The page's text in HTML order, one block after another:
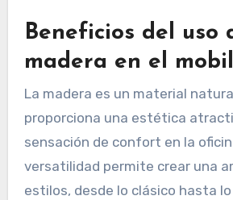
Beneficios del uso
madera en el
La madera es un material
proporciona una estética
sensación de confort en la
versatilidad permite crear una
estilos, desde lo clásico hasta